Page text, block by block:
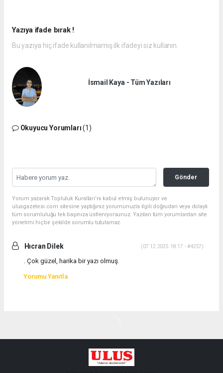
Yazıya ifade bırak !
Bu yazıya hiç ifade kullanılmamış ilk ifadeyi siz kullanın.
İsmail Kaya - Tüm Yazıları
Okuyucu Yorumları(1)
Gönder
Yorum yazarak Topluluk Kuralları’nı kabul etmiş bulunuyor ve
ulusgazetesi.com sitesine yaptığınız yorumunuzla ilgili doğrudan veya dolaylı
tüm sorumluluğu tek başınıza üstleniyorsunuz. Yazılan tüm yorumlardan site
yönetimi hiçbir şekilde sorumlu tutulamaz.
Hıcran Dilek (07.12.2025 18:17 - #4257)
. Çok güzel, harika bir yazı olmuş.
Yorumu Yanıtla